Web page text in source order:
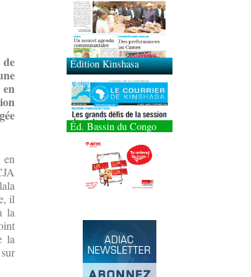
il
la
la
Éd. Bassin du Congo